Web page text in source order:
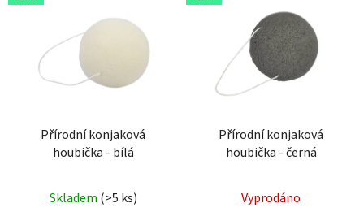
ý
Přírodní konjaková
houbička - bílá
Skladem (>5 ks)
Přírodní konjaková
houbička - černá
Vyprodáno